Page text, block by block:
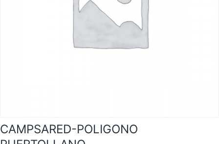
CAMPSARED-POLIGONO